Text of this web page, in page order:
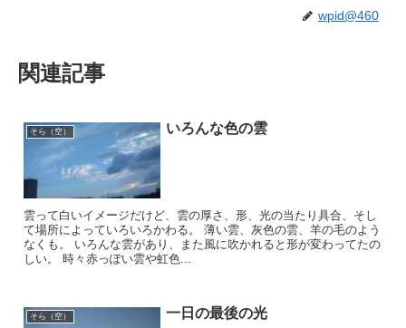
wpid@460
関連記事
そら（空） いろんな色の雲
雲って白いイメージだけど、雲の厚さ、形、光の当たり具合、そし
て場所によっていろいろかわる。 薄い雲、灰色の雲、羊の毛のよう
なくも。 いろんな雲があり、また風に吹かれると形が変わってたの
しい。 時々赤っぽい雲や虹色...
そら（空） 一日の最後の光